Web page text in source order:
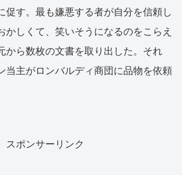
促す。最も嫌悪する者が自分を信頼し
かしくて、笑いそうになるのをこらえ
から数枚の文書を取り出した。それ
当主がロンバルディ商団に品物を依頼
スポンサーリンク